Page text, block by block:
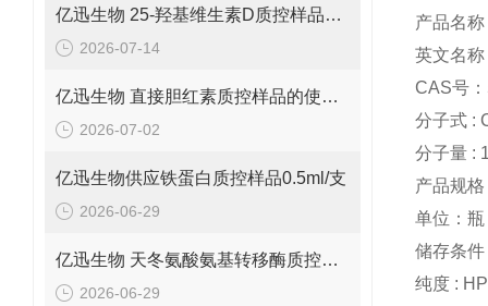
亿迅生物 25-羟基维生素D质控样品的浓度是多少呢？
2026-07-14
亿迅生物 直接胆红素质控样品的使用方法
2026-07-02
亿迅生物供应铁蛋白质控样品0.5ml/支
2026-06-29
亿迅生物 天冬氨酸氨基转移酶质控样品的质控靶值是多少呢？
2026-06-29
产品名称
英文名
CAS号
分子式 :
分子量 :
产品规
单位：瓶
储存条件
纯度 :